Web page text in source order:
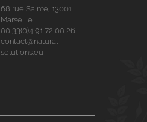
68 rue Sainte, 13001
Marseille
00 33(0)4 91 72 00 26
contact@natural-
solutions.eu